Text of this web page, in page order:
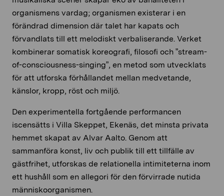
organismens vardag; organismen existerar i en
förändrad dimension där talet har kapats och
förvandlats till ett melodiskt verbaliserande. Verket
kombinerar somatisk koreografi, filosofi och ”stream-
of-consciousness-singing”, en metod som utvecklats
för att utforska förhållandet mellan medvetande,
känslor, kropp, röst och miljö.
Den experimentella fortgående performancen
iscensätts i Villa Skeppet, Ekenäs, det minsta privata
hemmet skapat av Alvar Aalto. Genom att
sammanföra konst, liv och publik till ett tillfälle av
gästfrihet, utforskas de relationella intimiteterna inom
ett hushåll som en allegori för den förvirrade nutida
människoorganismen.